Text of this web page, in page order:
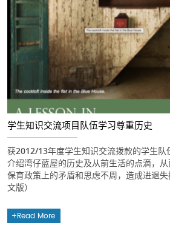
学生知识交流项目队伍学习尊重历史
获2012/13年度学生知识交流拨款的学生队
介绍湾仔蓝屋的历史及从前生活的点滴，
保育政策上的矛盾和思虑不周，造成进退
文版）
Read More